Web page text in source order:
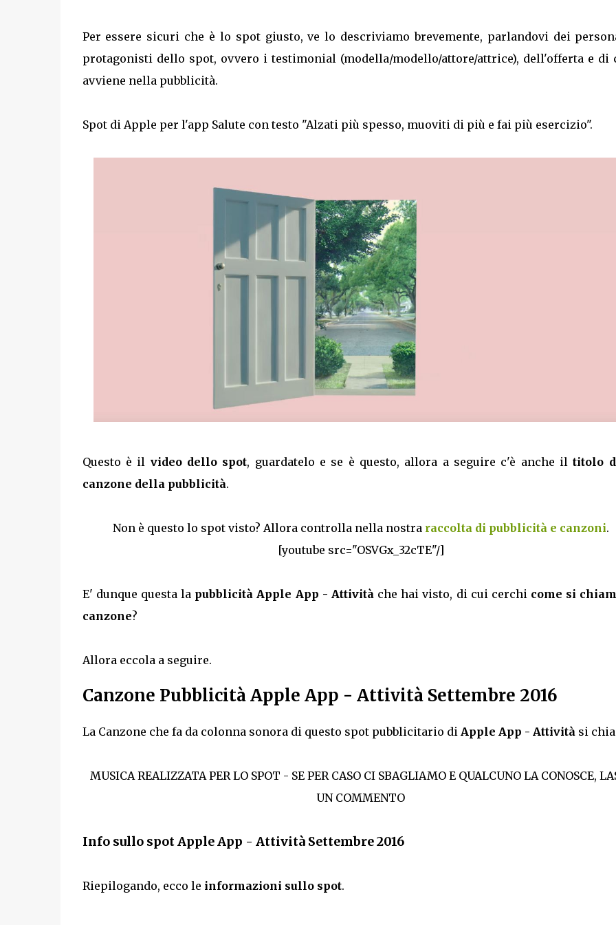
Per essere sicuri che è lo spot giusto, ve lo descriviamo brevemente, parlandovi dei
protagonisti dello spot, ovvero i testimonial (modella/modello/attore/attrice), dell'offerta e di
avviene nella pubblicità.
Spot di Apple per l'app Salute con testo "Alzati più spesso, muoviti di più e fai più esercizio".
Questo è il video dello spot, guardatelo e se è questo, allora a seguire c'è anche iltitolo
canzone della pubblicità.
Non è questo lo spot visto? Allora controlla nella nostra raccolta di pubblicità e canzoni.
[youtube src="OSVGx_32cTE"/]
E' dunque questa la pubblicità Apple App - Attività che hai visto, di cui cerchi come si
canzone?
Allora eccola a seguire.
Canzone Pubblicità Apple App - Attività Settembre 2016
La Canzone che fa da colonna sonora di questo spot pubblicitario di Apple App - Attività si
MUSICA REALIZZATA PER LO SPOT - SE PER CASO CI SBAGLIAMO E QUALCUNO LA CONOSCE,
UN COMMENTO
Info sullo spot Apple App - Attività Settembre 2016
Riepilogando, ecco le informazioni sullo spot.